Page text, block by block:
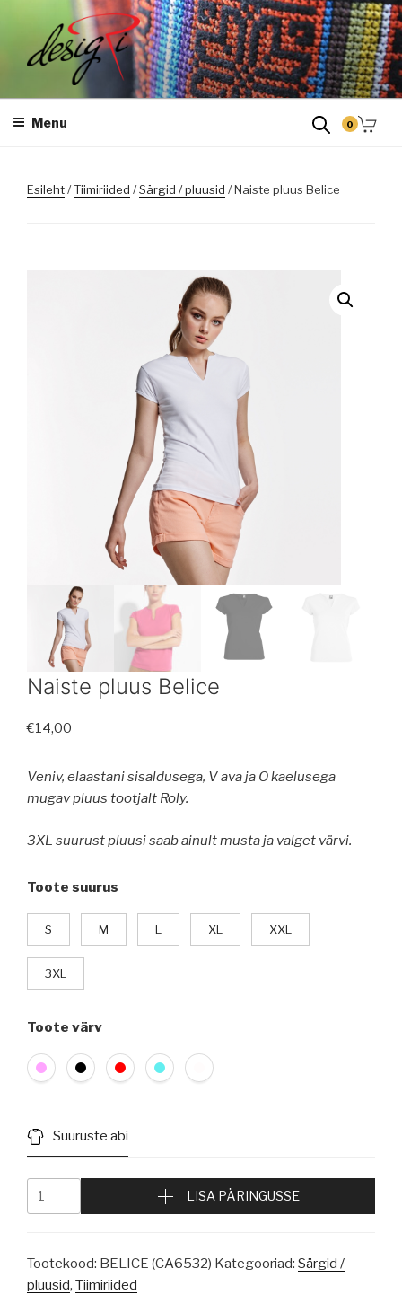
content
DESIGRI
Masintikkimine, tiimiriided, logo riietele tikkimine, kodukoha pusad,
Menu 0
Esileht/Tiimiriided /Särgid / pluusid / Naiste pluus Belice
Naiste pluus Belice
€14,00
Veniv, elaastani sisaldusega, V ava ja O kaelusega
mugav pluus tootjalt Roly.
3XL suurust pluusi saab ainult musta ja valget värvi.
Toote suurus
S M L XL XXL
3XL
Toote värv
Suuruste abi
LISA PÄRINGUSSE
Tootekood: BELICE (CA6532) Kategooriad: Särgid /
pluusid, Tiimiriided